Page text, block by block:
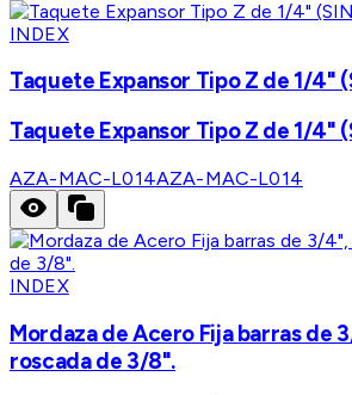
INDEX
Taquete Expansor Tipo Z de 1/4"
Taquete Expansor Tipo Z de 1/4"
AZA-MAC-L014AZA-MAC-L014
INDEX
Mordaza de Acero Fija barras de
roscada de 3/8".